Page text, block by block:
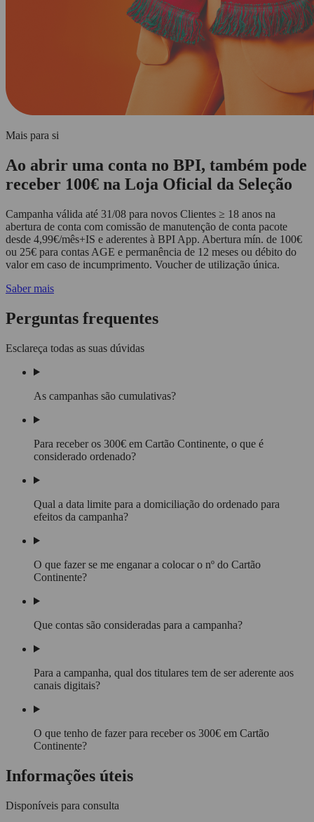
Mais para si
Ao abrir uma conta no BPI, também pode
receber 100€ na Loja Oficial da Seleção
Campanha válida até 31/08 para novos Clientes ≥ 18 anos na
abertura de conta com comissão de manutenção de conta pacote
desde 4,99€/mês+IS e aderentes à BPI App. Abertura mín. de 100€
ou 25€ para contas AGE e permanência de 12 meses ou débito do
valor em caso de incumprimento. Voucher de utilização única.
Saber mais
Perguntas frequentes
Esclareça todas as suas dúvidas
As campanhas são cumulativas?
Para receber os 300€ em Cartão Continente, o que é
considerado ordenado?
Qual a data limite para a domiciliação do ordenado para
efeitos da campanha?
O que fazer se me enganar a colocar o nº do Cartão
Continente?
Que contas são consideradas para a campanha?
Para a campanha, qual dos titulares tem de ser aderente aos
canais digitais?
O que tenho de fazer para receber os 300€ em Cartão
Continente?
Informações úteis
Disponíveis para consulta